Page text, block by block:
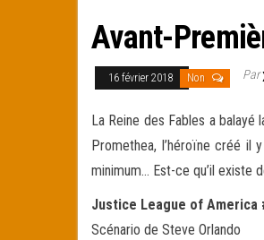
Avant-
16 février 2018 Non Par
La Reine des Fables a
Promethea, l’héroïne créé il
minimum… Est-ce qu’il existe
Justice League of America
Scénario de Steve Orlando